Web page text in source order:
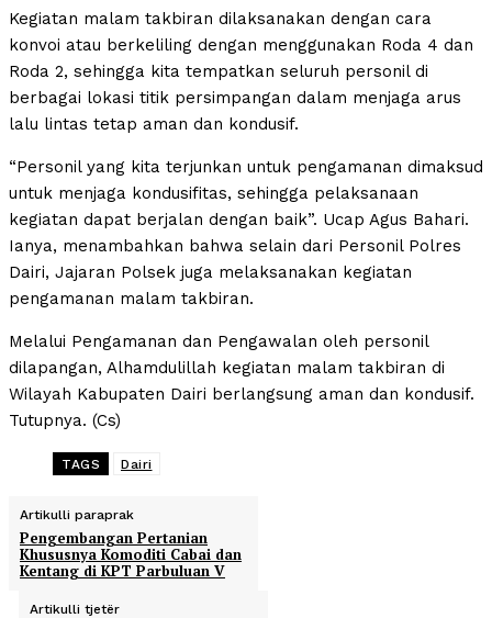
Kegiatan malam takbiran dilaksanakan dengan cara
konvoi atau berkeliling dengan menggunakan Roda 4 dan
Roda 2, sehingga kita tempatkan seluruh personil di
berbagai lokasi titik persimpangan dalam menjaga arus
lalu lintas tetap aman dan kondusif.
“Personil yang kita terjunkan untuk pengamanan dimaksud
untuk menjaga kondusifitas, sehingga pelaksanaan
kegiatan dapat berjalan dengan baik”. Ucap Agus Bahari.
Ianya, menambahkan bahwa selain dari Personil Polres
Dairi, Jajaran Polsek juga melaksanakan kegiatan
pengamanan malam takbiran.
Melalui Pengamanan dan Pengawalan oleh personil
dilapangan, Alhamdulillah kegiatan malam takbiran di
Wilayah Kabupaten Dairi berlangsung aman dan kondusif.
Tutupnya. (Cs)
TAGS Dairi
Artikulli paraprak
Pengembangan Pertanian
Khususnya Komoditi Cabai dan
Kentang di KPT Parbuluan V
Artikulli tjetër